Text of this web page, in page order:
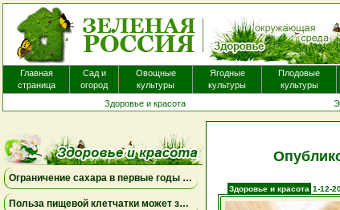
Пероральные антигистаминные препараты, которые часто назначают
экземой для уменьшения зуда, вероятно, не приносят существенной
Главная
страница
Сад и
огород
Овощные
культуры
Ягодные
культуры
Плодовые
культуры
Здоровье и красота
Ограничение сахара в первые годы жизни может снизить риск болезни Альцгеймера
Польза пищевой клетчатки может зависеть от конкретных бактерий в кишечнике
Здоровье и красота 1-12-